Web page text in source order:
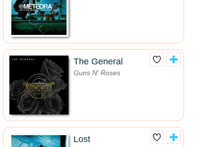
The General
Guns N' Roses
Lost